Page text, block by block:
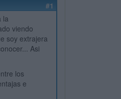
#1
la
viendo
soy extrajera
Asi
los
e